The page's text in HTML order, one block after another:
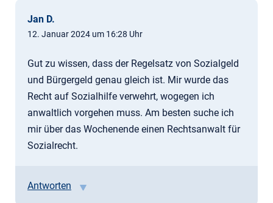
Jan D.
12. Januar 2024 um 16:28 Uhr
Gut zu wissen, dass der Regelsatz von Sozialgeld
und Bürgergeld genau gleich ist. Mir wurde das
Recht auf Sozialhilfe verwehrt, wogegen ich
anwaltlich vorgehen muss. Am besten suche ich
mir über das Wochenende einen Rechtsanwalt für
Sozialrecht.
Antworten